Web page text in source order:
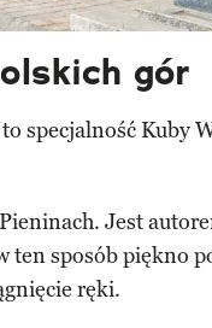
gór
specjalność Kuby
Jest
ten sposób piękno
ręki.